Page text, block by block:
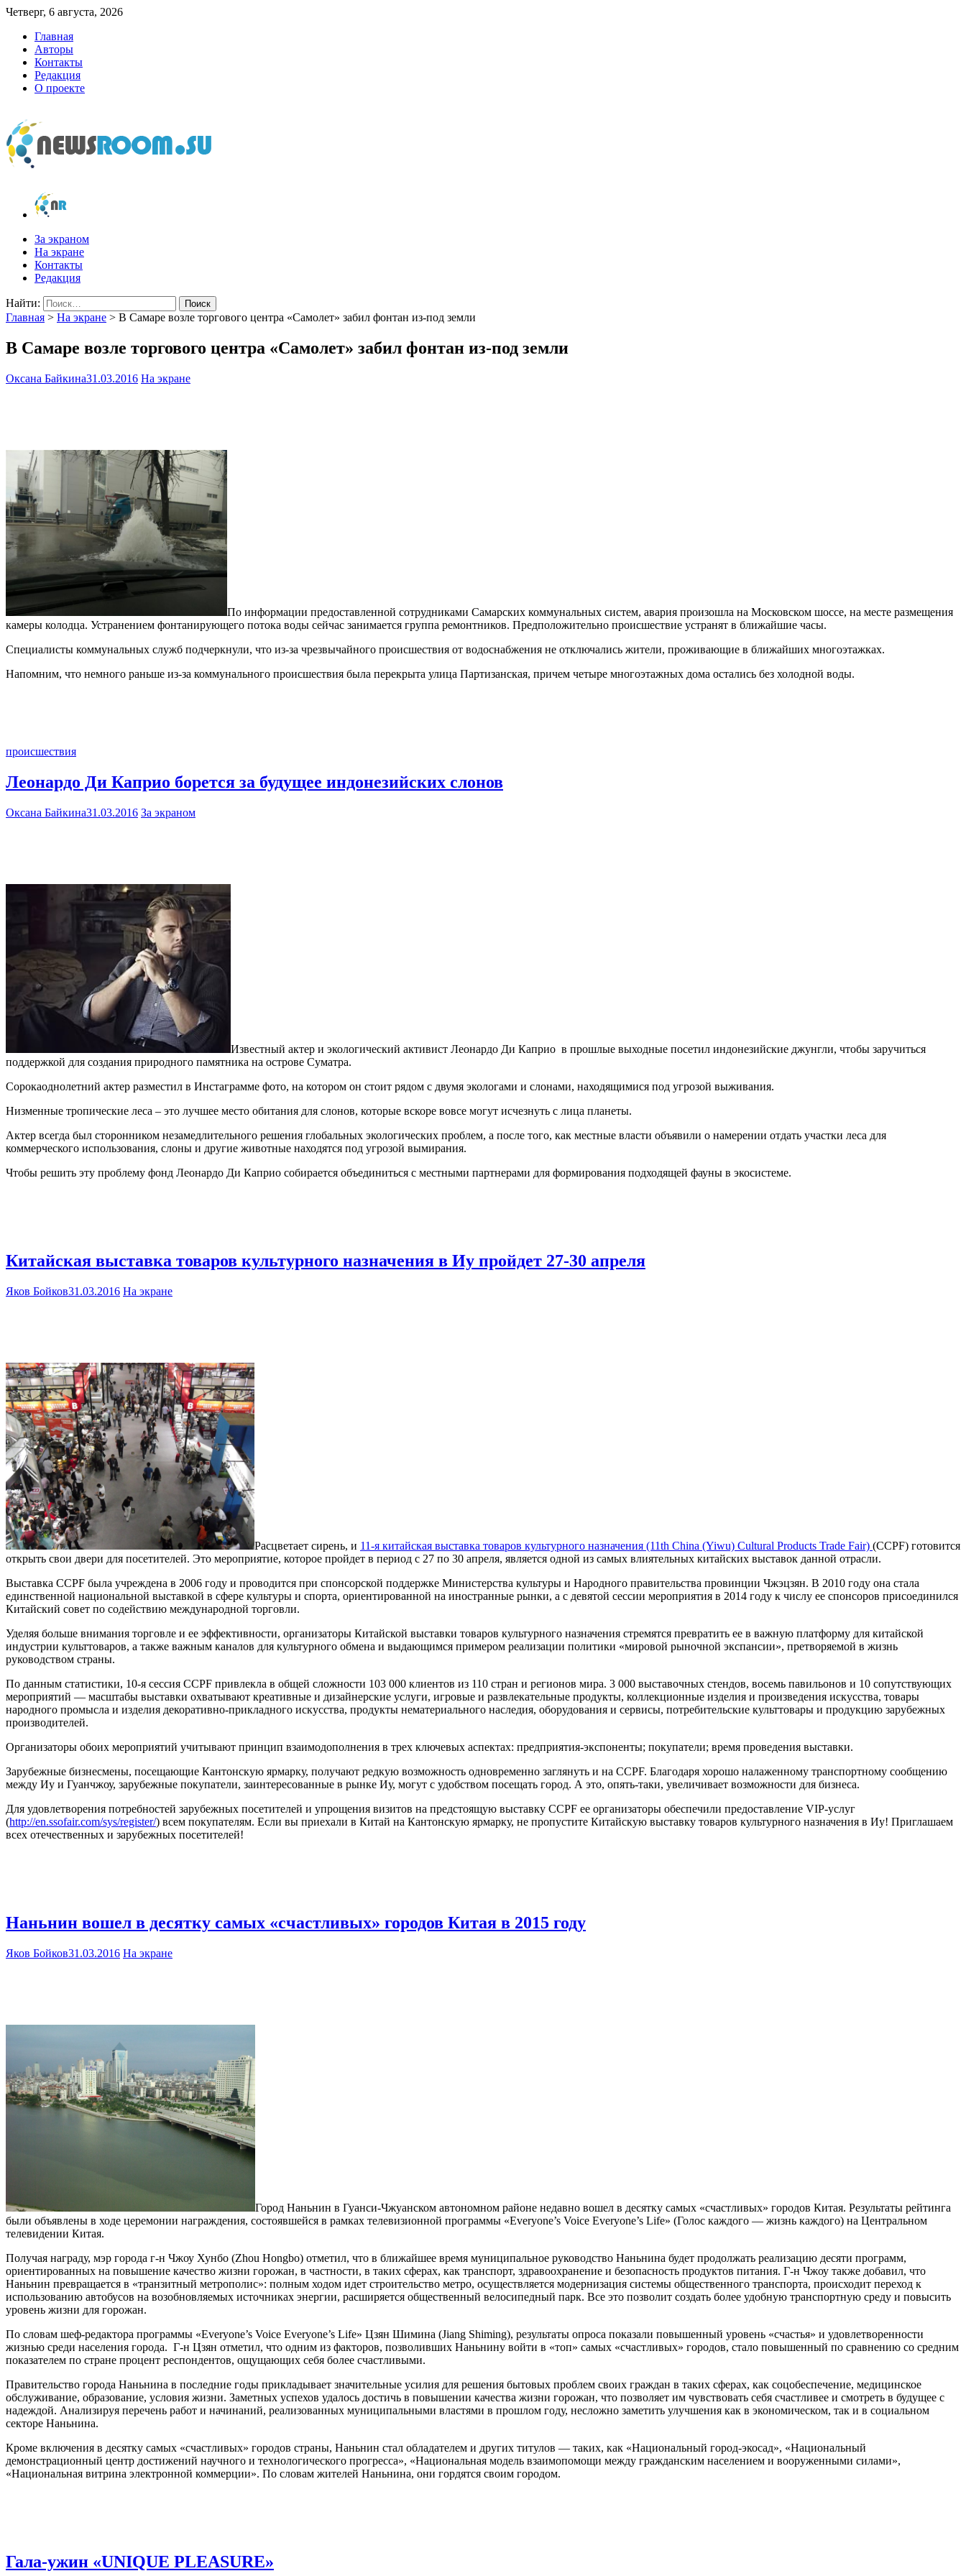
Четверг, 6 августа, 2026
Главная
Авторы
Контакты
Редакция
О проекте
newsroom.su
Новости о новостях
За экраном
На экране
Контакты
Редакция
Найти:
Главная > На экране > В Самаре возле торгового центра «Самолет» забил фонтан из-под земли
В Самаре возле торгового центра «Самолет» забил фонтан из-под земли
Оксана Байкина31.03.2016 На экране
По информации предоставленной сотрудниками Самарских коммунальных систем, авария произошла на Московском шоссе, на месте размещения
камеры колодца. Устранением фонтанирующего потока воды сейчас занимается группа ремонтников. Предположительно происшествие устранят в ближайшие часы.
Специалисты коммунальных служб подчеркнули, что из-за чрезвычайного происшествия от водоснабжения не отключались жители, проживающие в ближайших многоэтажках.
Напомним, что немного раньше из-за коммунального происшествия была перекрыта улица Партизанская, причем четыре многоэтажных дома остались без холодной воды.
происшествия
Леонардо Ди Каприо борется за будущее индонезийских слонов
Оксана Байкина31.03.2016 За экраном
Известный актер и экологический активист Леонардо Ди Каприо в прошлые выходные посетил индонезийские джунгли, чтобы заручиться
поддержкой для создания природного памятника на острове Суматра.
Сорокаоднолетний актер разместил в Инстаграмме фото, на котором он стоит рядом с двумя экологами и слонами, находящимися под угрозой выживания.
Низменные тропические леса – это лучшее место обитания для слонов, которые вскоре вовсе могут исчезнуть с лица планеты.
Актер всегда был сторонником незамедлительного решения глобальных экологических проблем, а после того, как местные власти объявили о намерении отдать участки леса для
коммерческого использования, слоны и другие животные находятся под угрозой вымирания.
Чтобы решить эту проблему фонд Леонардо Ди Каприо собирается объединиться с местными партнерами для формирования подходящей фауны в экосистеме.
Китайская выставка товаров культурного назначения в Иу пройдет 27-30 апреля
Яков Бойков31.03.2016 На экране
Расцветает сирень, и 11-я китайская выставка товаров культурного назначения (11th China (Yiwu) Cultural Products Trade Fair) (CCPF) готовится
открыть свои двери для посетителей. Это мероприятие, которое пройдет в период с 27 по 30 апреля, является одной из самых влиятельных китайских выставок данной отрасли.
Выставка CCPF была учреждена в 2006 году и проводится при спонсорской поддержке Министерства культуры и Народного правительства провинции Чжэцзян. В 2010 году она стала
единственной национальной выставкой в сфере культуры и спорта, ориентированной на иностранные рынки, а с девятой сессии мероприятия в 2014 году к числу ее спонсоров присоединился
Китайский совет по содействию международной торговли.
Уделяя больше внимания торговле и ее эффективности, организаторы Китайской выставки товаров культурного назначения стремятся превратить ее в важную платформу для китайской
индустрии культтоваров, а также важным каналов для культурного обмена и выдающимся примером реализации политики «мировой рыночной экспансии», претворяемой в жизнь
руководством страны.
По данным статистики, 10-я сессия CCPF привлекла в общей сложности 103 000 клиентов из 110 стран и регионов мира. 3 000 выставочных стендов, восемь павильонов и 10 сопутствующих
мероприятий — масштабы выставки охватывают креативные и дизайнерские услуги, игровые и развлекательные продукты, коллекционные изделия и произведения искусства, товары
народного промысла и изделия декоративно-прикладного искусства, продукты нематериального наследия, оборудования и сервисы, потребительские культтовары и продукцию зарубежных
производителей.
Организаторы обоих мероприятий учитывают принцип взаимодополнения в трех ключевых аспектах: предприятия-экспоненты; покупатели; время проведения выставки.
Зарубежные бизнесмены, посещающие Кантонскую ярмарку, получают редкую возможность одновременно заглянуть и на CCPF. Благодаря хорошо налаженному транспортному сообщению
между Иу и Гуанчжоу, зарубежные покупатели, заинтересованные в рынке Иу, могут с удобством посещать город. А это, опять-таки, увеличивает возможности для бизнеса.
Для удовлетворения потребностей зарубежных посетителей и упрощения визитов на предстоящую выставку СCPF ее организаторы обеспечили предоставление VIP-услуг
(http://en.ssofair.com/sys/register/) всем покупателям. Если вы приехали в Китай на Кантонскую ярмарку, не пропустите Китайскую выставку товаров культурного назначения в Иу! Приглашаем
всех отечественных и зарубежных посетителей!
Наньнин вошел в десятку самых «счастливых» городов Китая в 2015 году
Яков Бойков31.03.2016 На экране
Город Наньнин в Гуанси-Чжуанском автономном районе недавно вошел в десятку самых «счастливых» городов Китая. Результаты рейтинга
были объявлены в ходе церемонии награждения, состоявшейся в рамках телевизионной программы «Everyone’s Voice Everyone’s Life» (Голос каждого — жизнь каждого) на Центральном
телевидении Китая.
Получая награду, мэр города г-н Чжоу Хунбо (Zhou Hongbo) отметил, что в ближайшее время муниципальное руководство Наньнина будет продолжать реализацию десяти программ,
ориентированных на повышение качество жизни горожан, в частности, в таких сферах, как транспорт, здравоохранение и безопасность продуктов питания. Г-н Чжоу также добавил, что
Наньнин превращается в «транзитный метрополис»: полным ходом идет строительство метро, осуществляется модернизация системы общественного транспорта, происходит переход к
использованию автобусов на возобновляемых источниках энергии, расширяется общественный велосипедный парк. Все это позволит создать более удобную транспортную среду и повысить
уровень жизни для горожан.
По словам шеф-редактора программы «Everyone’s Voice Everyone’s Life» Цзян Шимина (Jiang Shiming), результаты опроса показали повышенный уровень «счастья» и удовлетворенности
жизнью среди населения города. Г-н Цзян отметил, что одним из факторов, позволивших Наньнину войти в «топ» самых «счастливых» городов, стало повышенный по сравнению со средним
показателем по стране процент респондентов, ощущающих себя более счастливыми.
Правительство города Наньнина в последние годы прикладывает значительные усилия для решения бытовых проблем своих граждан в таких сферах, как соцобеспечение, медицинское
обслуживание, образование, условия жизни. Заметных успехов удалось достичь в повышении качества жизни горожан, что позволяет им чувствовать себя счастливее и смотреть в будущее с
надеждой. Анализируя перечень работ и начинаний, реализованных муниципальными властями в прошлом году, несложно заметить улучшения как в экономическом, так и в социальном
секторе Наньнина.
Кроме включения в десятку самых «счастливых» городов страны, Наньнин стал обладателем и других титулов — таких, как «Национальный город-экосад», «Национальный
демонстрационный центр достижений научного и технологического прогресса», «Национальная модель взаимопомощи между гражданским населением и вооруженными силами»,
«Национальная витрина электронной коммерции». По словам жителей Наньнина, они гордятся своим городом.
Гала-ужин «UNIQUE PLEASURE»